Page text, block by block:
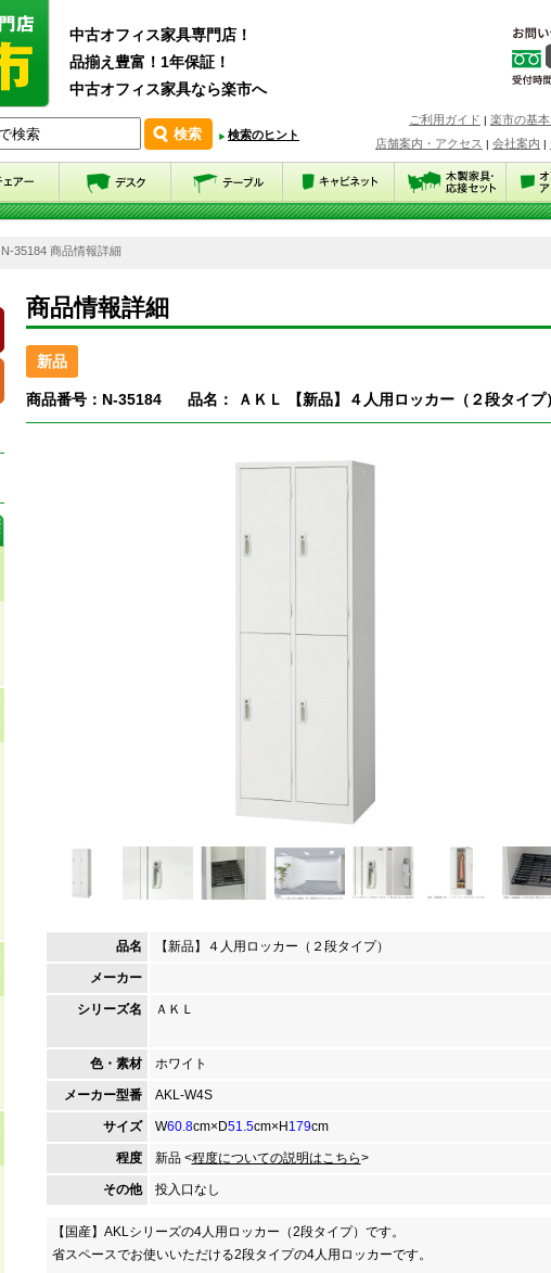
中古オフィス家具専門店！
品揃え豊富！1年保証！
中古オフィス家具なら楽市へ
検索のヒント
ご利用ガイド | 楽市の基
店舗案内・アクセス | 会社案内 |
35184 商品情報詳細
商品情報詳細
新品
商品番号：N-35184 品名： ＡＫＬ 【新品】４人用ロッカー（２段タイプ）
品名 【新品】４人用ロッカー（２段タイプ）
メーカー
シリーズ名 ＡＫＬ
色・素材 ホワイト
メーカー型番 AKL-W4S
サイズ W60.8cm×D51.5cm×H 179cm
程度 新品 <程度についての説明はこちら>
その他 投入口なし
【国産】AKLシリーズの4人用ロッカー（2段タイプ）です。
省スペースでお使いいただける2段タイプの4人用ロッカーです。